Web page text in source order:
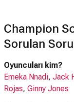
Champion
Sorulan
Oyuncuları kim?
Emeka Nnadi, Jack
Rojas, Ginny Jones